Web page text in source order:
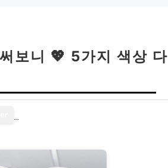
보니 💖 5가지 색상 다